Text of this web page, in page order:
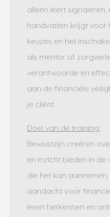
alleen leert
handvatten krijgt voor
keuzes en het
als mentor of
verantwoorde en
aan de financiële
je cliënt.
Doel van de training:
Bewustzijn creëren
en inzicht bieden in de
die het kan
aandacht voor
leren herkennen en